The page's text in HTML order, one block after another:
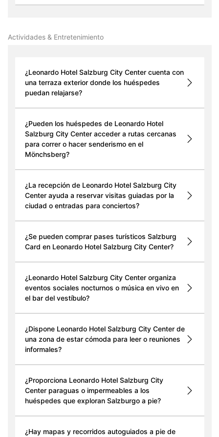
Actividades & Entretenimiento
¿Leonardo Hotel Salzburg City Center cuenta con
una terraza exterior donde los huéspedes
puedan relajarse?
¿Pueden los huéspedes de Leonardo Hotel
Salzburg City Center acceder a rutas cercanas
para correr o hacer senderismo en el
Mönchsberg?
¿La recepción de Leonardo Hotel Salzburg City
Center ayuda a reservar visitas guiadas por la
ciudad o entradas para conciertos?
¿Se pueden comprar pases turísticos Salzburg
Card en Leonardo Hotel Salzburg City Center?
¿Leonardo Hotel Salzburg City Center organiza
eventos sociales nocturnos o música en vivo en
el bar del vestíbulo?
¿Dispone Leonardo Hotel Salzburg City Center de
una zona de estar cómoda para leer o reuniones
informales?
¿Proporciona Leonardo Hotel Salzburg City
Center paraguas o impermeables a los
huéspedes que exploran Salzburgo a pie?
¿Hay mapas y recorridos autoguiados a pie de